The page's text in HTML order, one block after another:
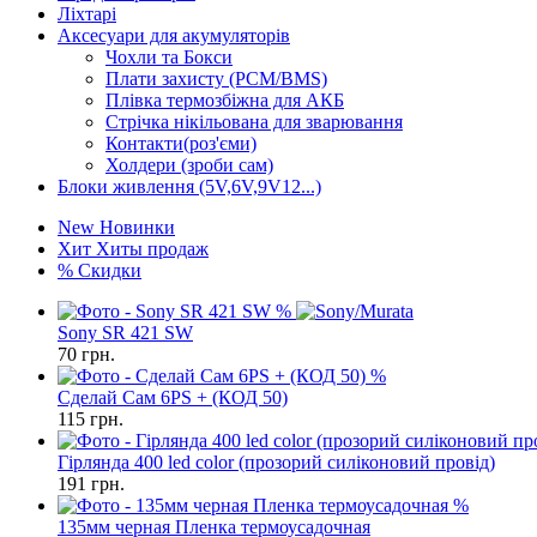
Ліхтарі
Аксесуари для акумуляторів
Чохли та Бокси
Плати захисту (PCM/BMS)
Плівка термозбіжна для АКБ
Стрічка нікільована для зварювання
Контакти(роз'єми)
Холдери (зроби сам)
Блоки живлення (5V,6V,9V12...)
New Новинки
Хит Хиты продаж
% Скидки
%
Sony SR 421 SW
70 грн.
%
Сделай Сам 6PS + (КОД 50)
115 грн.
Гірлянда 400 led color (прозорий силіконовий провід)
191 грн.
%
135мм черная Пленка термоусадочная